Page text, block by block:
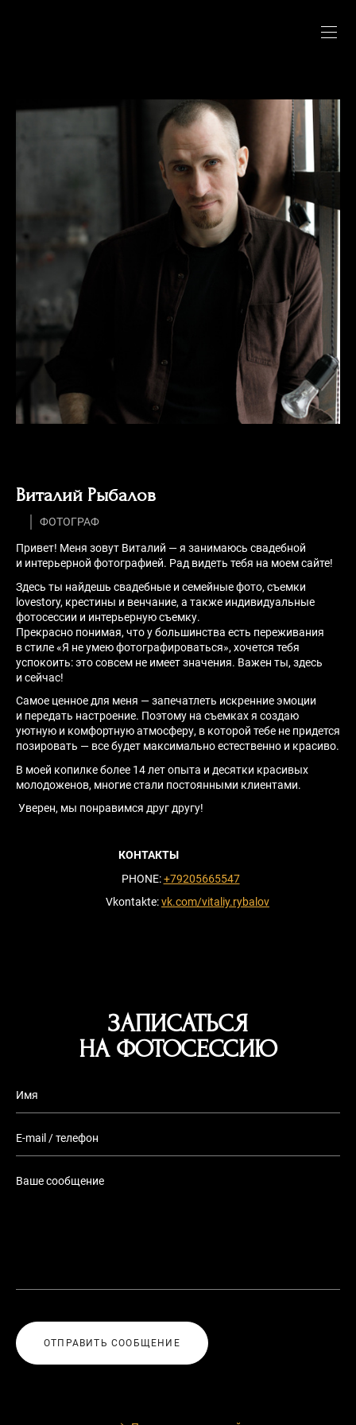
Виталий Рыбалов
ФОТОГРАФ
Привет! Меня зовут Виталий — я занимаюсь свадебной
и интерьерной фотографией. Рад видеть тебя на моем сайте!
Здесь ты найдешь свадебные и семейные фото, съемки
lovestory, крестины и венчание, а также индивидуальные
фотосессии и интерьерную съемку.
Прекрасно понимая, что у большинства есть переживания
в стиле «Я не умею фотографироваться», хочется тебя
успокоить: это совсем не имеет значения. Важен ты, здесь
и сейчас!
Самое ценное для меня — запечатлеть искренние эмоции
и передать настроение. Поэтому на съемках я создаю
уютную и комфортную атмосферу, в которой тебе не придется
позировать — все будет максимально естественно и красиво.
В моей копилке более 14 лет опыта и десятки красивых
молодоженов, многие стали постоянными клиентами.
Уверен, мы понравимся друг другу!
КОНТАКТЫ
PHONE:+79205665547
Vkontakte:vk.com/vitaliy.rybalov
ЗАПИСАТЬСЯ
НА ФОТОСЕССИЮ
ОТПРАВИТЬ СООБЩЕНИЕ